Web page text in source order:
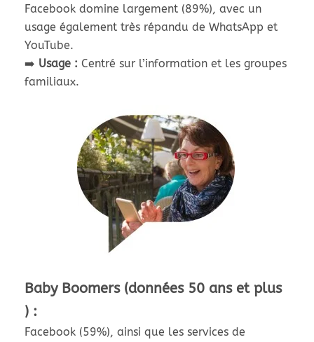
Facebook domine largement (89%), avec un
usage également très répandu de WhatsApp et
YouTube.
➡️ Usage : Centré sur l’information et les groupes
familiaux.
Baby Boomers (données 50 ans et plus
) :
Facebook (59%), ainsi que les services de